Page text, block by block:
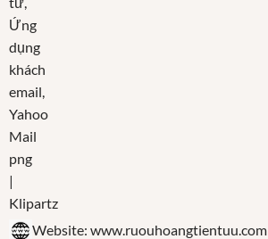
Website: www.ruouhoangtientuu.com